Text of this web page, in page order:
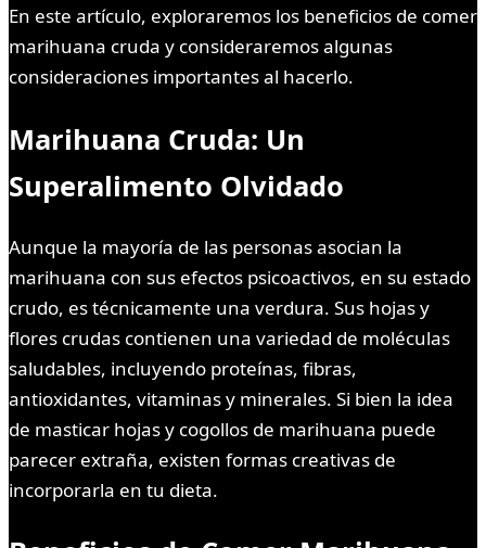
En este artículo, exploraremos los beneficios de comer
marihuana cruda y consideraremos algunas
consideraciones importantes al hacerlo.
Marihuana Cruda: Un
Superalimento Olvidado
Aunque la mayoría de las personas asocian la
marihuana con sus efectos psicoactivos, en su estado
crudo, es técnicamente una verdura. Sus hojas y
flores crudas contienen una variedad de moléculas
saludables, incluyendo proteínas, fibras,
antioxidantes, vitaminas y minerales. Si bien la idea
de masticar hojas y cogollos de marihuana puede
parecer extraña, existen formas creativas de
incorporarla en tu dieta.